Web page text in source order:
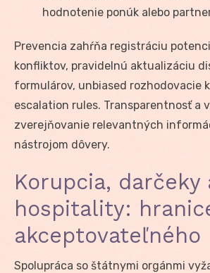
hodnotenie ponúk alebo
Prevencia zahŕňa registráciu
konfliktov, pravidelnú aktualizáciu
formulárov, unbiased rozhodovacie
escalation rules. Transparentnosť a
zverejňovanie relevantných
nástrojom dôvery.
Korupcia, darčeky
hospitality:
akceptovateľného
Spolupráca so štátnymi orgánmi